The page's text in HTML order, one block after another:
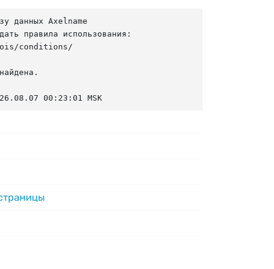
данных Axelname
правила использования:
conditions/
00:23:01 MSK